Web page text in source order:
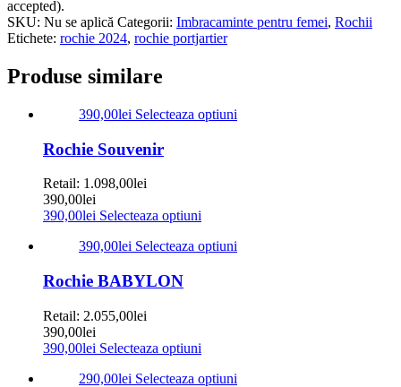
accepted).
SKU: Nu se aplică Categorii: Imbracaminte pentru femei, Rochii
Etichete: rochie 2024, rochie portjartier
Produse similare
390,00lei Selecteaza optiuni
Rochie Souvenir
Retail: 1.098,00lei
390,00lei
390,00lei Selecteaza optiuni
390,00lei Selecteaza optiuni
Rochie BABYLON
Retail: 2.055,00lei
390,00lei
390,00lei Selecteaza optiuni
290,00lei Selecteaza optiuni